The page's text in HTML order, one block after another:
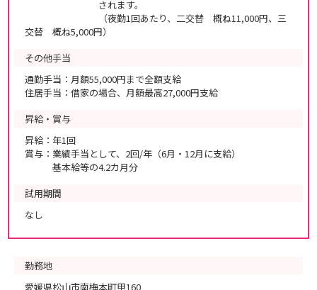
されます。
（夜勤1回あたり、二交替 概ね11,000円、三
交替 概ね5,000円）
その他手当
通勤手当：月額55,000円まで全額支給
住居手当：借家の場合、月額最高27,000円支給
昇給・賞与
昇給：年1回
賞与：業績手当として、2回/年（6月・12月に支給）
基本給等の4.2カ月分
試用期間
なし
勤務地
愛媛県松山市南梅本町甲160